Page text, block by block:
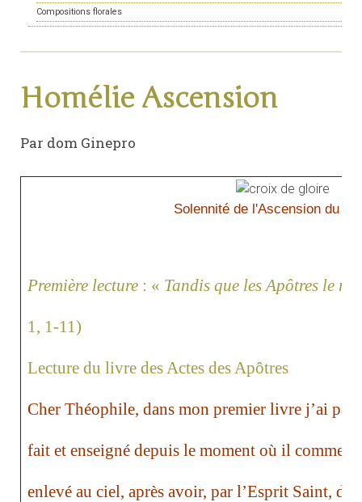
Compositions florales
Homélie Ascension
Par dom Ginepro
Solennité de l'Ascension du
Première lecture : « Tandis que les Apôtres le
1, 1-11)
Lecture du livre des Actes des Apôtres
Cher Théophile, dans mon premier livre j’ai
fait et enseigné depuis le moment où il
enlevé au ciel, après avoir, par l’Esprit Saint,